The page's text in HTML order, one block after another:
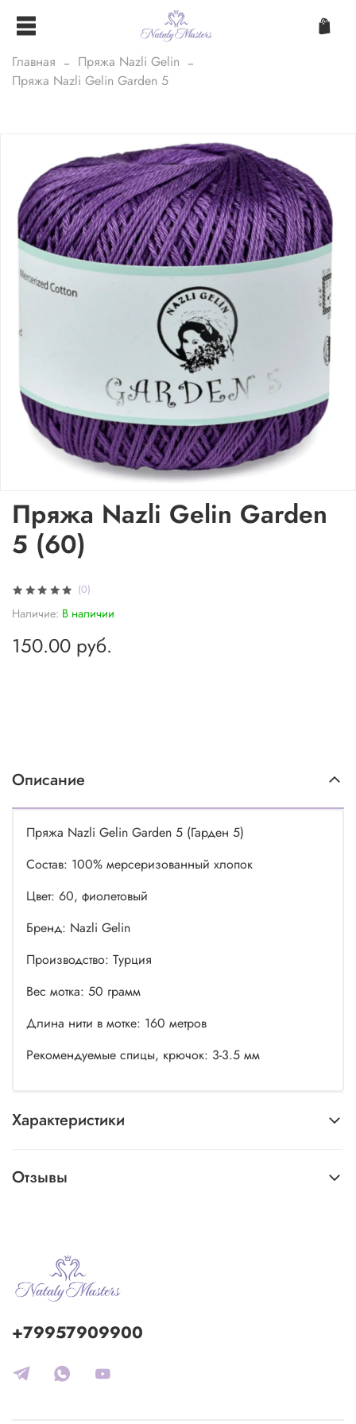
Главная
Пряжа Nazli Gelin
Пряжа Nazli Gelin Garden 5
(0)
Наличие: В наличии
Пряжа Nazli Gelin Garden
5 (60)
150.00 руб.
Описание
Пряжа Nazli Gelin Garden 5 (Гарден 5)
Состав: 100% мерсеризованный хлопок
Цвет: 60, фиолетовый
Бренд: Nazli Gelin
Производство: Турция
Вес мотка: 50 грамм
Длина нити в мотке: 160 метров
Рекомендуемые спицы, крючок: 3-3.5 мм
Характеристики
Отзывы
+79957909900